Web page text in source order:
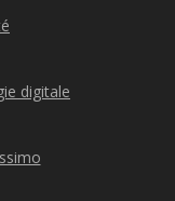
digitale